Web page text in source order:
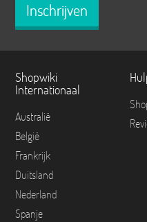
Inschrijven
Shopwiki
Internationaal
Australië
België
Frankrijk
Duitsland
Nederland
Spanje